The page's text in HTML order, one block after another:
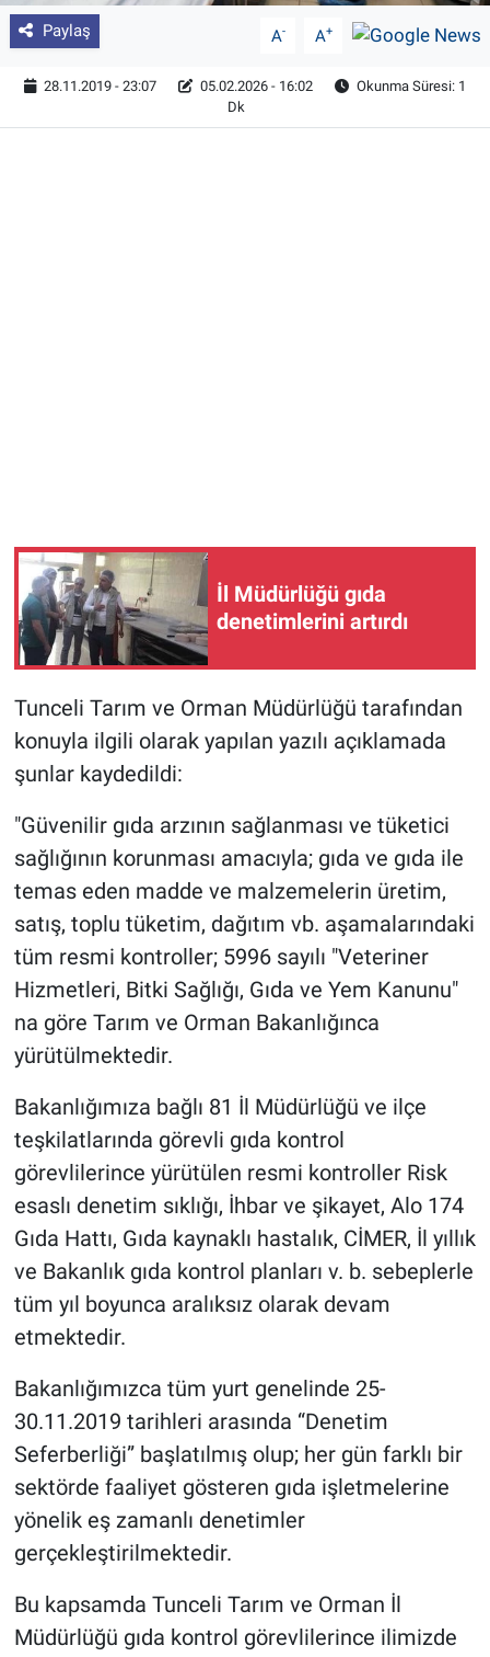
Paylaş A- A+
28.11.2019 - 23:07 05.02.2026 - 16:02
Okunma Süresi: 1
Dk
İl Müdürlüğü gıda
denetimlerini artırdı
Tunceli Tarım ve Orman Müdürlüğü tarafından
konuyla ilgili olarak yapılan yazılı açıklamada
şunlar kaydedildi:
"Güvenilir gıda arzının sağlanması ve tüketici
sağlığının korunması amacıyla; gıda ve gıda ile
temas eden madde ve malzemelerin üretim,
satış, toplu tüketim, dağıtım vb. aşamalarındaki
tüm resmi kontroller; 5996 sayılı "Veteriner
Hizmetleri, Bitki Sağlığı, Gıda ve Yem Kanunu"
na göre Tarım ve Orman Bakanlığınca
yürütülmektedir.
Bakanlığımıza bağlı 81 İl Müdürlüğü ve ilçe
teşkilatlarında görevli gıda kontrol
görevlilerince yürütülen resmi kontroller Risk
esaslı denetim sıklığı, İhbar ve şikayet, Alo 174
Gıda Hattı, Gıda kaynaklı hastalık, CİMER, İl yıllık
ve Bakanlık gıda kontrol planları v. b. sebeplerle
tüm yıl boyunca aralıksız olarak devam
etmektedir.
Bakanlığımızca tüm yurt genelinde 25-
30.11.2019 tarihleri arasında “Denetim
Seferberliği” başlatılmış olup; her gün farklı bir
sektörde faaliyet gösteren gıda işletmelerine
yönelik eş zamanlı denetimler
gerçekleştirilmektedir.
Bu kapsamda Tunceli Tarım ve Orman İl
Müdürlüğü gıda kontrol görevlilerince ilimizde
Üretici Birlikleri
Tahıllar ve Baklagiller